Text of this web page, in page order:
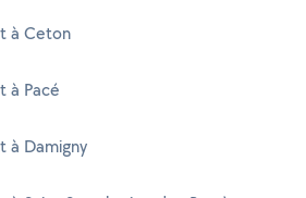
à Ceton
à Pacé
à Damigny